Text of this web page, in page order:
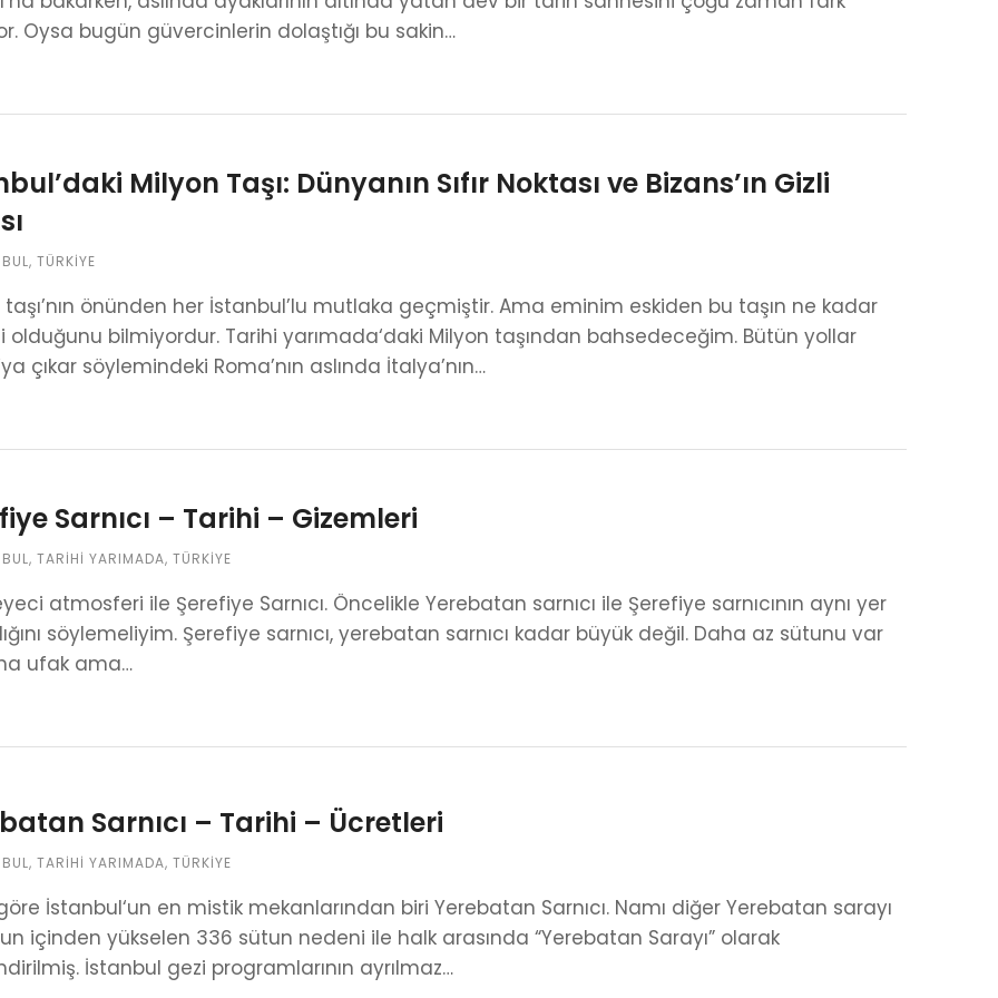
Oysa bugün güvercinlerin dolaştığı bu sakin…
Milyon Taşı: Dünyanın Sıfır Noktası ve Bizans’ın Gizli
, TÜRKIYE
taşı’nın önünden her İstanbul’lu mutlaka geçmiştir. Ama eminim eskiden bu taşın ne kadar
olduğunu bilmiyordur. Tarihi yarımada‘daki Milyon taşından bahsedeceğim. Bütün yollar
çıkar söylemindeki Roma’nın aslında İtalya’nın…
Sarnıcı – Tarihi – Gizemleri
, TARIHI YARIMADA, TÜRKIYE
atmosferi ile Şerefiye Sarnıcı. Öncelikle Yerebatan sarnıcı ile Şerefiye sarnıcının aynı yer
söylemeliyim. Şerefiye sarnıcı, yerebatan sarnıcı kadar büyük değil. Daha az sütunu var
ufak ama…
Sarnıcı – Tarihi – Ücretleri
, TARIHI YARIMADA, TÜRKIYE
İstanbul‘un en mistik mekanlarından biri Yerebatan Sarnıcı. Namı diğer Yerebatan sarayı
içinden yükselen 336 sütun nedeni ile halk arasında “Yerebatan Sarayı” olarak
İstanbul gezi programlarının ayrılmaz…